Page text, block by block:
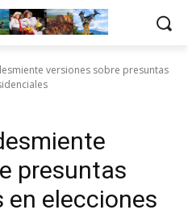
versiones sobre presuntas
presuntas
en elecciones